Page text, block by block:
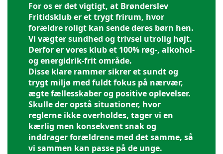
For os er det vigtigt, at Brønderslev
Fritidsklub er et trygt frirum, hvor
forældre roligt kan sende deres børn hen.
Vi vægter sundhed og trivsel utrolig højt.
Derfor er vores klub et 100% røg-, alkohol-
og energidrik-frit område.
Disse klare rammer sikrer et sundt og
trygt miljø med fuldt fokus på nærvær,
ægte fællesskaber og positive oplevelser.
Skulle der opstå situationer, hvor
reglerne ikke overholdes, tager vi en
kærlig men konsekvent snak og
inddrager forældrene med det samme, så
vi sammen kan passe på de unge.